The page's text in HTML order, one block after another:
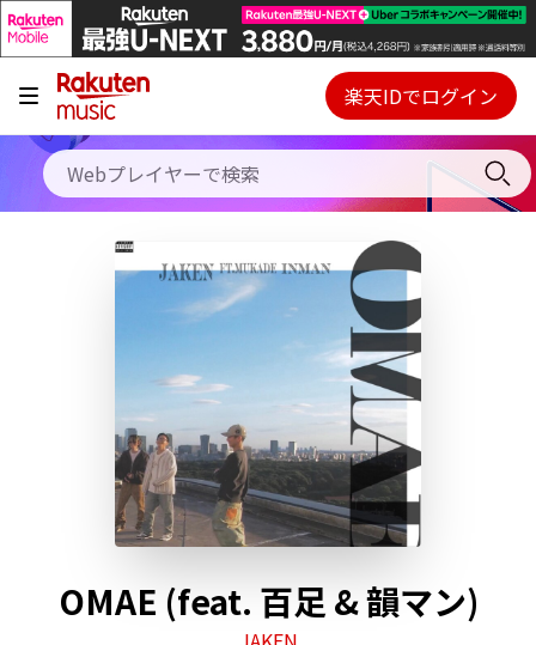
キャンペーン
料金プラン
使い方
初回30日間無料お試し
Webプレイヤー
ご契約内容の確認・変更
楽天IDでログイン
OMAE (feat. 百足 & 韻マン)